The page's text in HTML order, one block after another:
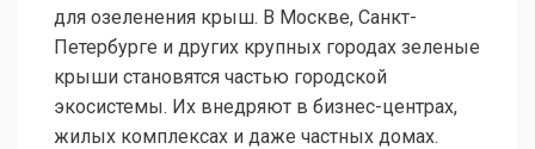
для озеленения крыш. В Москве, Санкт-
Петербурге и других крупных городах зеленые
крыши становятся частью городской
экосистемы. Их внедряют в бизнес-центрах,
жилых комплексах и даже частных домах.